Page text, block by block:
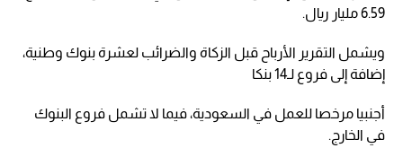
6.59 مليار ريال.
ويشمل التقرير الأرباح قبل الزكاة والضرائب لعشرة بنوك وطنية،
إضافة إلى فروع لـ14 بنكا
أجنبيا مرخصا للعمل في السعودية، فيما لا تشمل فروع البنوك
في الخارج.